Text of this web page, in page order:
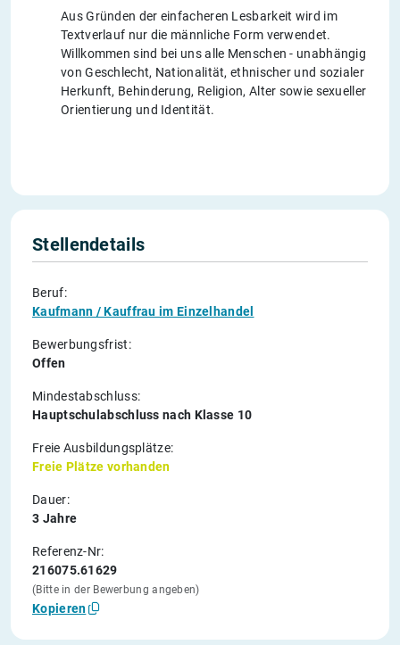
Aus Gründen der einfacheren Lesbarkeit wird im
Textverlauf nur die männliche Form verwendet.
Willkommen sind bei uns alle Menschen - unabhängig
von Geschlecht, Nationalität, ethnischer und sozialer
Herkunft, Behinderung, Religion, Alter sowie sexueller
Orientierung und Identität.
Stellendetails
Beruf:
Kaufmann / Kauffrau im Einzelhandel
Bewerbungsfrist:
Offen
Mindestabschluss:
Hauptschulabschluss nach Klasse 10
Freie Ausbildungsplätze:
Freie Plätze vorhanden
Dauer:
3 Jahre
Referenz-Nr:
216075.61629
(Bitte in der Bewerbung angeben)
Kopieren